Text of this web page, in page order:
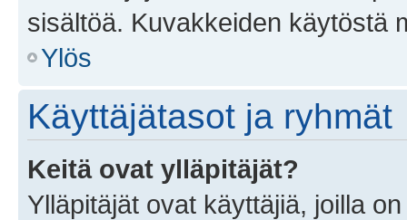
sisältöä. Kuvakkeiden käytöstä
Ylös
Käyttäjätasot ja ryhmät
Keitä ovat ylläpitäjät?
Ylläpitäjät ovat käyttäjiä, joilla